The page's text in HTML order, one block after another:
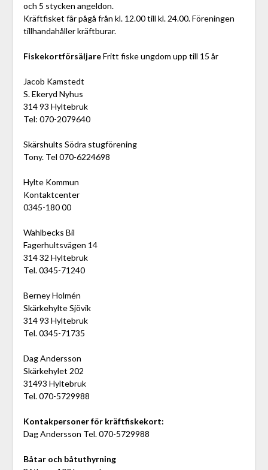
och 5 stycken angeldon.
Kräftfisket får pågå från kl. 12.00 till kl. 24.00. Föreningen
tillhandahåller kräftburar.
FiskekortförsäljareFritt fiske ungdom upp till 15 år
Jacob Kamstedt
S. Ekeryd Nyhus
314 93 Hyltebruk
Tel: 070-2079640
Skärshults Södra stugförening
Tony. Tel 070-6224698
Hylte Kommun
Kontaktcenter
0345-180 00
Wahlbecks Bil
Fagerhultsvägen 14
314 32 Hyltebruk
Tel. 0345-71240
Berney Holmén
Skärkehylte Sjövik
314 93 Hyltebruk
Tel. 0345-71735
Dag Andersson
Skärkehylet 202
31493 Hyltebruk
Tel. 070-5729988
Kontakpersoner för kräftfiskekort:
Dag Andersson Tel. 070-5729988
Båtar och båtuthyrning